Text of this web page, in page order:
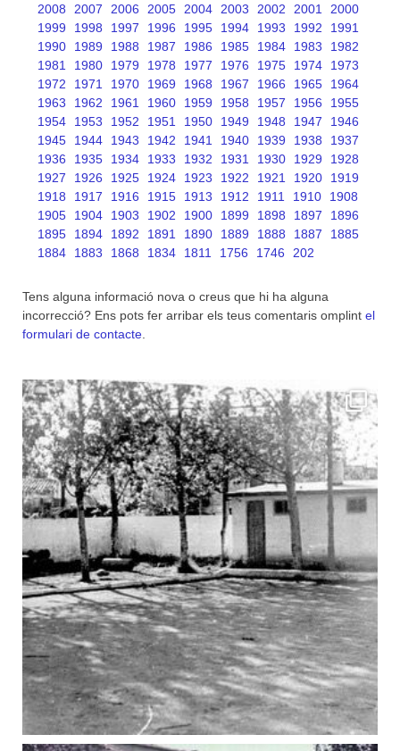
2008
2007 2006 2005 2004 2003 2002 2001
2000
1999
1998 1997 1996 1995 1994 1993 1992
1991
1990
1989 1988 1987 1986 1985 1984 1983
1982
1981
1980 1979 1978 1977 1976 1975 1974
1973
1972
1971 1970 1969 1968 1967 1966 1965
1964
1963
1962 1961 1960 1959 1958 1957 1956
1955
1954
1953 1952 1951 1950 1949 1948 1947
1946
1945
1944 1943 1942 1941 1940 1939 1938
1937
1936
1935 1934 1933 1932 1931 1930 1929
1928
1927
1926 1925 1924 1923 1922 1921 1920
1919
1918
1917 1916 1915 1913 1912 1911 1910
1908
1905
1904 1903 1902 1900 1899 1898 1897
1896
1895
1894 1892 1891 1890 1889 1888 1887
1885
1884
1883 1868 1834 1811 1756 1746 202
Tens alguna informació nova o creus que hi ha alguna
incorrecció? Ens pots fer arribar els teus comentaris omplint el
formulari de contacte